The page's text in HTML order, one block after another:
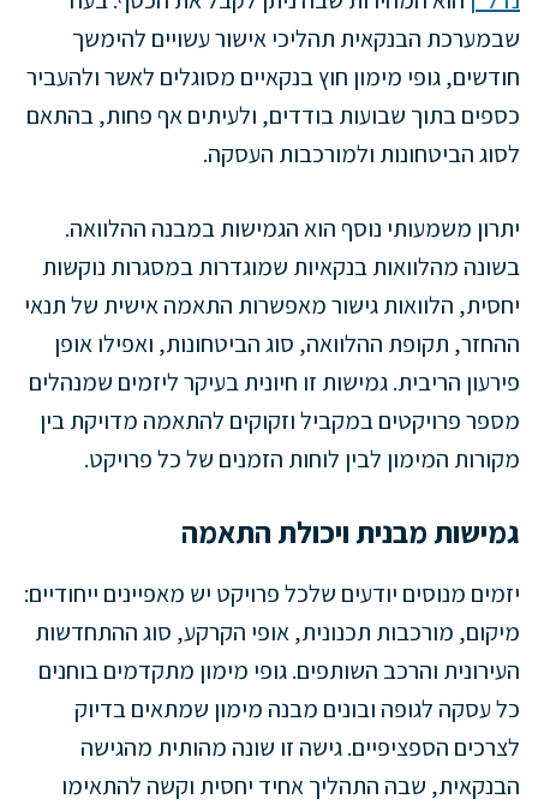
שבמערכת הבנקאית תהליכי אישור עשויים להימשך
חודשים, גופי מימון חוץ בנקאיים מסוגלים לאשר ולהעביר
כספים בתוך שבועות בודדים, ולעיתים אף פחות, בהתאם
לסוג הביטחונות ולמורכבות העסקה.
יתרון משמעותי נוסף הוא הגמישות במבנה ההלוואה.
בשונה מהלוואות בנקאיות שמוגדרות במסגרות נוקשות
יחסית, הלוואות גישור מאפשרות התאמה אישית של תנאי
ההחזר, תקופת ההלוואה, סוג הביטחונות, ואפילו אופן
פירעון הריבית. גמישות זו חיונית בעיקר ליזמים שמנהלים
מספר פרויקטים במקביל וזקוקים להתאמה מדויקת בין
מקורות המימון לבין לוחות הזמנים של כל פרויקט.
גמישות מבנית ויכולת התאמה
יזמים מנוסים יודעים שלכל פרויקט יש מאפיינים ייחודיים:
מיקום, מורכבות תכנונית, אופי הקרקע, סוג ההתחדשות
העירונית והרכב השותפים. גופי מימון מתקדמים בוחנים
כל עסקה לגופה ובונים מבנה מימון שמתאים בדיוק
לצרכים הספציפיים. גישה זו שונה מהותית מהגישה
הבנקאית, שבה התהליך אחיד יחסית וקשה להתאימו